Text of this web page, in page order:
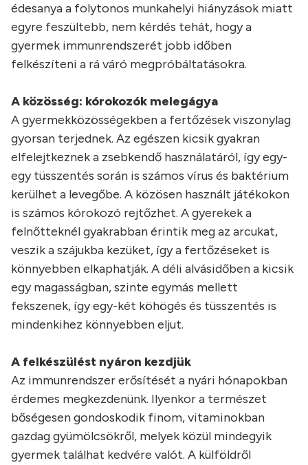
édesanya a folytonos munkahelyi hiányzások miatt
egyre feszültebb, nem kérdés tehát, hogy a
gyermek immunrendszerét jobb időben
felkészíteni a rá váró megpróbáltatásokra.
A közösség: kórokozók melegágya
A gyermekközösségekben a fertőzések viszonylag
gyorsan terjednek. Az egészen kicsik gyakran
elfelejtkeznek a zsebkendő használatáról, így egy-
egy tüsszentés során is számos vírus és baktérium
kerülhet a levegőbe. A közösen használt játékokon
is számos kórokozó rejtőzhet. A gyerekek a
felnőtteknél gyakrabban érintik meg az arcukat,
veszik a szájukba kezüket, így a fertőzéseket is
könnyebben elkaphatják. A déli alvásidőben a kicsik
egy magasságban, szinte egymás mellett
fekszenek, így egy-két köhögés és tüsszentés is
mindenkihez könnyebben eljut.
A felkészülést nyáron kezdjük
Az immunrendszer erősítését a nyári hónapokban
érdemes megkezdenünk. Ilyenkor a természet
bőségesen gondoskodik finom, vitaminokban
gazdag gyümölcsökről, melyek közül mindegyik
gyermek találhat kedvére valót. A külföldről